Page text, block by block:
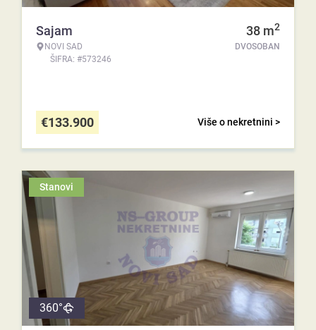
Sajam
NOVI SAD
ŠIFRA: #573246
38 m2
DVOSOBAN
Više o nekretnini >
€133.900
Stanovi
360°